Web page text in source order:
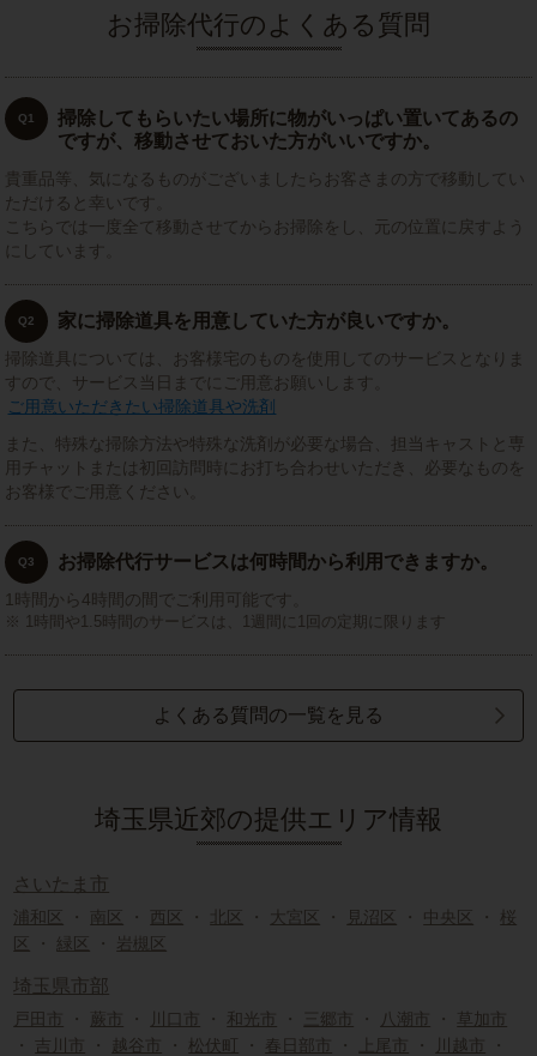
お掃除代行のよくある質問
Q1
掃除してもらいたい場所に物がいっぱい置いてあるの
ですが、移動させておいた方がいいですか。
貴重品等、気になるものがございましたらお客さまの方で移動してい
ただけると幸いです。
こちらでは一度全て移動させてからお掃除をし、元の位置に戻すよう
にしています。
Q2 家に掃除道具を用意していた方が良いですか。
掃除道具については、お客様宅のものを使用してのサービスとなりま
すので、サービス当日までにご用意お願いします。
ご用意いただきたい掃除道具や洗剤
また、特殊な掃除方法や特殊な洗剤が必要な場合、担当キャストと専
用チャットまたは初回訪問時にお打ち合わせいただき、必要なものを
お客様でご用意ください。
Q3 お掃除代行サービスは何時間から利用できますか。
1時間から4時間の間でご利用可能です。
1時間や1.5時間のサービスは、1週間に1回の定期に限ります
よくある質問の一覧を見る
埼玉県近郊の提供エリア情報
さいたま市
浦和区 ・ 南区 ・ 西区 ・ 北区 ・ 大宮区 ・ 見沼区 ・ 中央区 ・ 桜
区
・ 緑区 ・ 岩槻区
埼玉県市部
戸田市 ・ 蕨市 ・ 川口市 ・ 和光市 ・ 三郷市 ・ 八潮市 ・
草加市
・ 吉川市 ・ 越谷市 ・ 松伏町 ・ 春日部市 ・ 上尾市 ・ 川越市
・